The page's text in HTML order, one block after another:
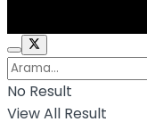
No Result
View All Result